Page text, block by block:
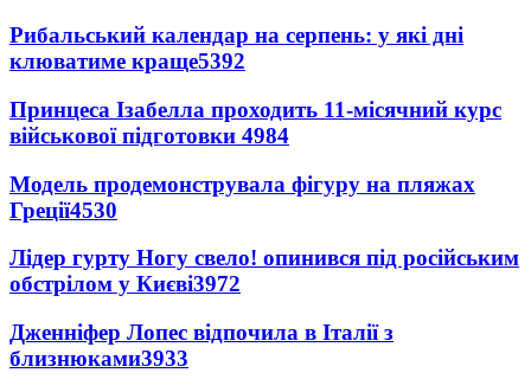
Рибальський календар на серпень: у які дні
клюватиме краще5392
Принцеса Ізабелла проходить 11-місячний курс
військової підготовки 4984
Модель продемонструвала фігуру на пляжах
Греції4530
Лідер гурту Ногу свело! опинився під російським
обстрілом у Києві3972
Дженніфер Лопес відпочила в Італії з
близнюками3933